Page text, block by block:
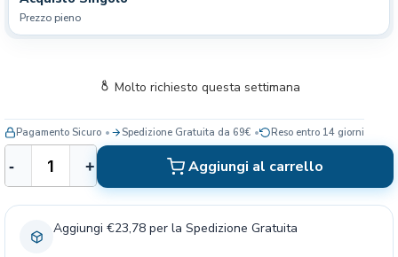
Prezzo pieno
o
y
l
- + Aggiungi al carrello
Molto richiesto questa settimana
Pagamento Sicuro Spedizione Gratuita da 69€ Reso entro 14 giorni
Aggiungi €23,78 per la Spedizione Gratuita